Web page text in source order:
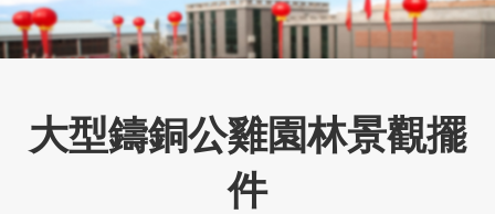
大型鑄銅公雞園林景觀擺
件